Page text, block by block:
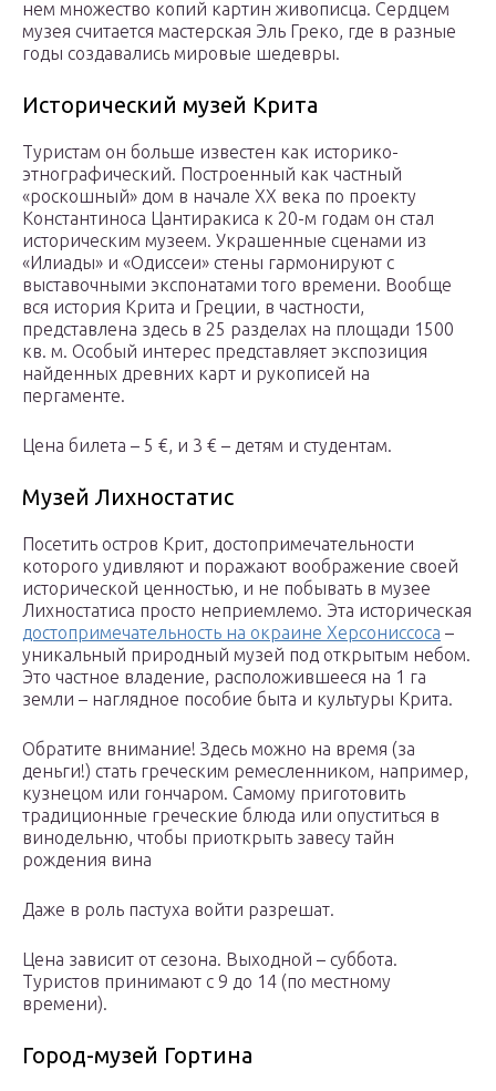
нем множество копий картин живописца. Сердцем
музея считается мастерская Эль Греко, где в разные
годы создавались мировые шедевры.
Исторический музей Крита
Туристам он больше известен как историко-
этнографический. Построенный как частный
«роскошный» дом в начале XX века по проекту
Константиноса Цантиракиса к 20-м годам он стал
историческим музеем. Украшенные сценами из
«Илиады» и «Одиссеи» стены гармонируют с
выставочными экспонатами того времени. Вообще
вся история Крита и Греции, в частности,
представлена здесь в 25 разделах на площади 1500
кв. м. Особый интерес представляет экспозиция
найденных древних карт и рукописей на
пергаменте.
Цена билета – 5 €, и 3 € – детям и студентам.
Музей Лихностатис
Посетить остров Крит, достопримечательности
которого удивляют и поражают воображение своей
исторической ценностью, и не побывать в музее
Лихностатиса просто неприемлемо. Эта историческая
достопримечательность на окраине Херсониссоса –
уникальный природный музей под открытым небом.
Это частное владение, расположившееся на 1 га
земли – наглядное пособие быта и культуры Крита.
Обратите внимание! Здесь можно на время (за
деньги!) стать греческим ремесленником, например,
кузнецом или гончаром. Самому приготовить
традиционные греческие блюда или опуститься в
винодельню, чтобы приоткрыть завесу тайн
рождения вина
Даже в роль пастуха войти разрешат.
Цена зависит от сезона. Выходной – суббота.
Туристов принимают с 9 до 14 (по местному
времени).
Город-музей Гортина